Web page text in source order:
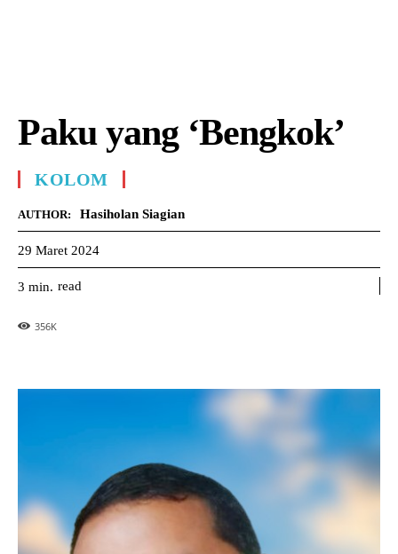
Paku yang ‘Bengkok’
KOLOM
AUTHOR: Hasiholan Siagian
29 Maret 2024
3 min. read
356K